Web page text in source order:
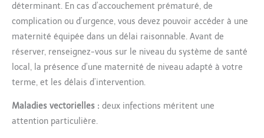
déterminant. En cas d’accouchement prématuré, de
complication ou d’urgence, vous devez pouvoir accéder à une
maternité équipée dans un délai raisonnable. Avant de
réserver, renseignez-vous sur le niveau du système de santé
local, la présence d’une maternité de niveau adapté à votre
terme, et les délais d’intervention.
Maladies vectorielles : deux infections méritent une
attention particulière.